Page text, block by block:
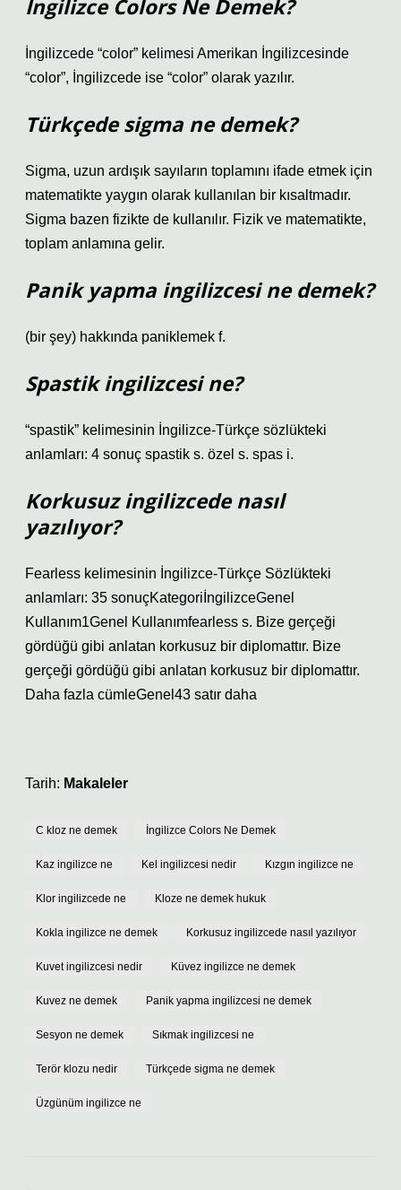
İngilizce Colors Ne Demek?
İngilizcede “color” kelimesi Amerikan İngilizcesinde
“color”, İngilizcede ise “color” olarak yazılır.
Türkçede sigma ne demek?
Sigma, uzun ardışık sayıların toplamını ifade etmek için
matematikte yaygın olarak kullanılan bir kısaltmadır.
Sigma bazen fizikte de kullanılır. Fizik ve matematikte,
toplam anlamına gelir.
Panik yapma ingilizcesi ne demek?
(bir şey) hakkında paniklemek f.
Spastik ingilizcesi ne?
“spastik” kelimesinin İngilizce-Türkçe sözlükteki
anlamları: 4 sonuç spastik s. özel s. spas i.
Korkusuz ingilizcede nasıl
yazılıyor?
Fearless kelimesinin İngilizce-Türkçe Sözlükteki
anlamları: 35 sonuçKategoriİngilizceGenel
Kullanım1Genel Kullanımfearless s. Bize gerçeği
gördüğü gibi anlatan korkusuz bir diplomattır. Bize
gerçeği gördüğü gibi anlatan korkusuz bir diplomattır.
Daha fazla cümleGenel43 satır daha
Tarih: Makaleler
C kloz ne demek İngilizce Colors Ne Demek
Kaz ingilizce ne Kel ingilizcesi nedir Kızgın ingilizce ne
Klor ingilizcede ne Kloze ne demek hukuk
Kokla ingilizce ne demek Korkusuz ingilizcede nasıl yazılıyor
Kuvet ingilizcesi nedir Küvez ingilizce ne demek
Kuvez ne demek Panik yapma ingilizcesi ne demek
Sesyon ne demek Sıkmak ingilizcesi ne
Terör klozu nedir Türkçede sigma ne demek
Üzgünüm ingilizce ne